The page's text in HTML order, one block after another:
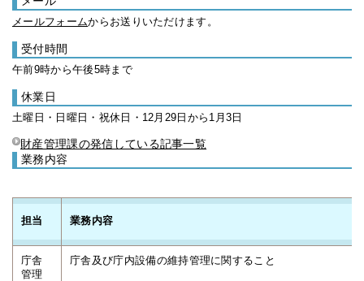
メールフォームからお送りいただけます。
受付時間
午前9時から午後5時まで
休業日
土曜日・日曜日・祝休日・12月29日から1月3日
財産管理課の発信している記事一覧
業務内容
担当 業務内容
庁舎
管理
庁舎及び庁内設備の維持管理に関すること